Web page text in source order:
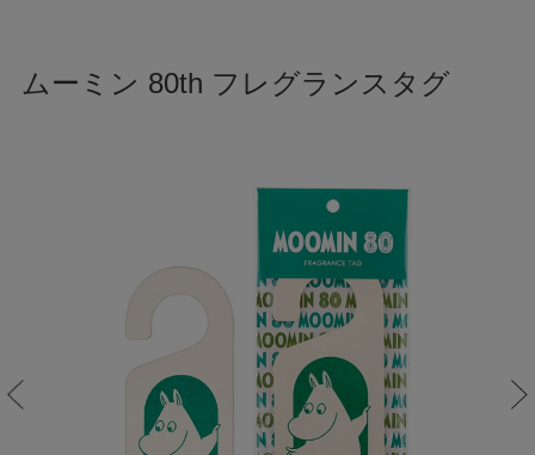
ムーミン 80th フレグランスタグ